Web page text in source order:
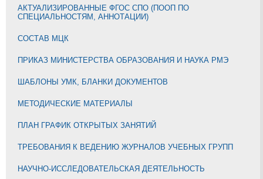
АКТУАЛИЗИРОВАННЫЕ ФГОС СПО (ПООП ПО
СПЕЦИАЛЬНОСТЯМ, АННОТАЦИИ)
СОСТАВ МЦК
ПРИКАЗ МИНИСТЕРСТВА ОБРАЗОВАНИЯ И НАУКА РМЭ
ШАБЛОНЫ УМК, БЛАНКИ ДОКУМЕНТОВ
МЕТОДИЧЕСКИЕ МАТЕРИАЛЫ
ПЛАН ГРАФИК ОТКРЫТЫХ ЗАНЯТИЙ
ТРЕБОВАНИЯ К ВЕДЕНИЮ ЖУРНАЛОВ УЧЕБНЫХ ГРУПП
НАУЧНО-ИССЛЕДОВАТЕЛЬСКАЯ ДЕЯТЕЛЬНОСТЬ